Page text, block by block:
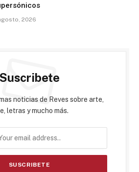
2026
Suscribete
noticias de Reves sobre arte,
letras y mucho más.